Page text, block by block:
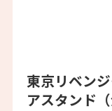
東京リベン
アスタンド（